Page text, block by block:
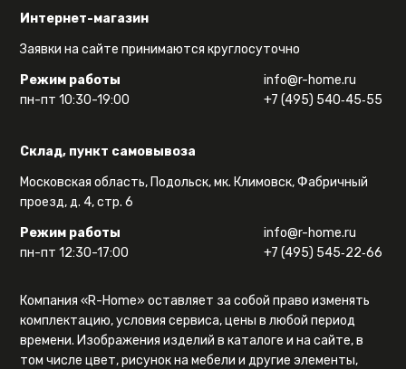
Интернет-магазин
Заявки на сайте принимаются круглосуточно
Режим работы
пн-пт 10:30-19:00
info@r-home.ru
+7 (495) 540‑45‑55
Склад, пункт самовывоза
Московская область, Подольск, мк. Климовск, Фабричный
проезд, д. 4, стр. 6
Режим работы
пн-пт 12:30-17:00
info@r-home.ru
+7 (495) 545‑22‑66
Компания «R-Home» оставляет за собой право изменять
комплектацию, условия сервиса, цены в любой период
времени. Изображения изделий в каталоге и на сайте, в
том числе цвет, рисунок на мебели и другие элементы,